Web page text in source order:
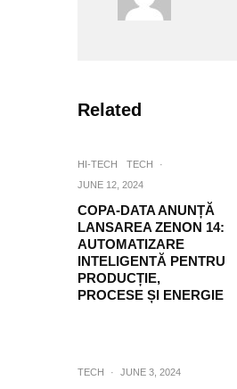
Related
HI-TECH TECH
·
JUNE 12, 2024
COPA-DATA ANUNȚĂ
LANSAREA ZENON 14:
AUTOMATIZARE
INTELIGENTĂ PENTRU
PRODUCȚIE,
PROCESE ȘI ENERGIE
TECH · JUNE 3, 2024